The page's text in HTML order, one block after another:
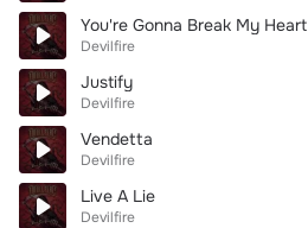
You're Gonna Break My Heart
Devilfire
Justify
Devilfire
Vendetta
Devilfire
Live A Lie
Devilfire